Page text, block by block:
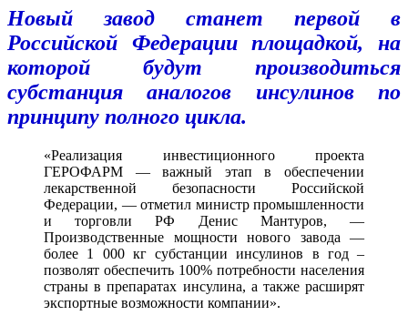
Новый завод станет первой в
Российской Федерации площадкой, на
которой будут производиться
субстанция аналогов инсулинов по
принципу полного цикла.
«Реализация инвестиционного проекта
ГЕРОФАРМ — важный этап в обеспечении
лекарственной безопасности Российской
Федерации, — отметил министр промышленности
и торговли РФ Денис Мантуров, —
Производственные мощности нового завода —
более 1 000 кг субстанции инсулинов в год –
позволят обеспечить 100% потребности населения
страны в препаратах инсулина, а также расширят
экспортные возможности компании».